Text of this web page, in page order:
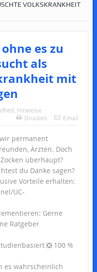
VOLKSKRANKHEIT
es zu
als
mit
, Hinweise
Drucken
Email
permanent
Ärzten. Doch
überhaupt?
du Danke sagen?
Vorteile erhalten:
UC-
Gerne
Ratgeber
❎ 100 %
es wahrscheinlich